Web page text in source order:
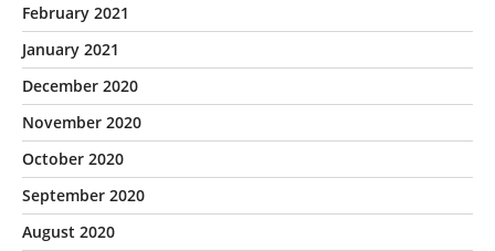
February 2021
January 2021
December 2020
November 2020
October 2020
September 2020
August 2020